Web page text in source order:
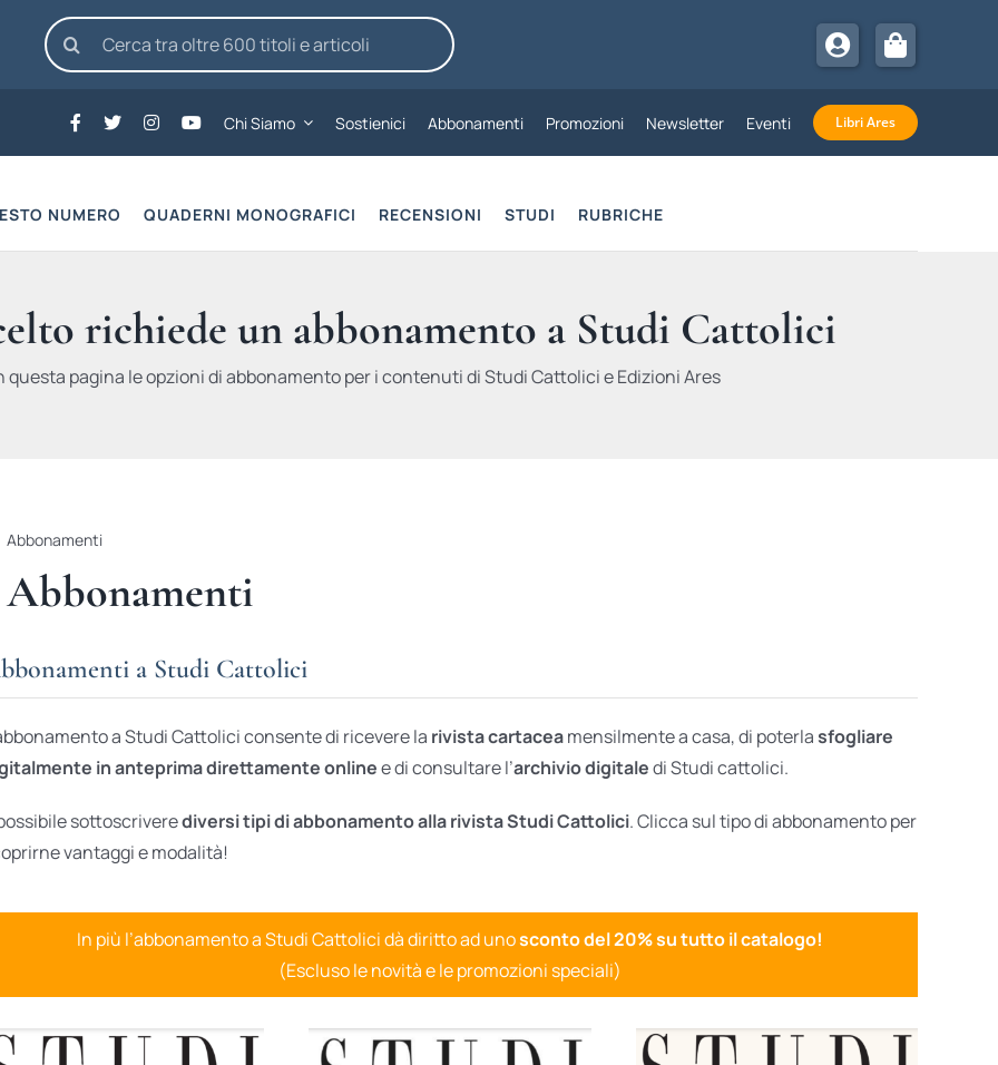
Cerca
per:
Chi Siamo Sostienici Abbonamenti Promozioni Newsletter Eventi Libri Ares
NUMERO QUADERNI MONOGRAFICI RECENSIONI STUDI RUBRICHE
richiede un abbonamento a Studi Cattolici
questa pagina le opzioni di abbonamento per i contenuti di Studi Cattolici e Edizioni Ares
Abbonamenti
Abbonamenti
a Studi Cattolici
a Studi Cattolici consente di ricevere la rivista cartaceamensilmente a casa, di poterlasfogliare
in anteprima direttamente onlinee di consultare l’archivio digitaledi Studi cattolici.
sottoscriverediversi tipi di abbonamento alla rivista Studi Cattolici. Clicca sul tipo di abbonamento per
vantaggi e modalità!
In più l’abbonamento a Studi Cattolici dà diritto ad unosconto del 20% su tutto il catalogo!
(Escluso le novità e le promozioni speciali)